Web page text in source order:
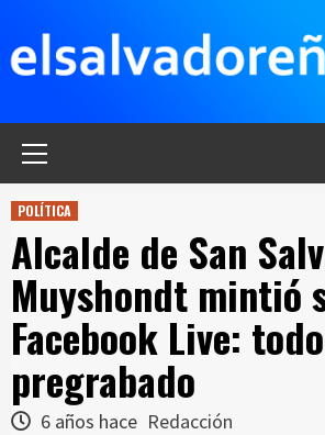
contenido
POLÍTICA
Alcalde de San
Muyshondt mintió
Facebook Live:
pregrabado
6 años hace Redacción